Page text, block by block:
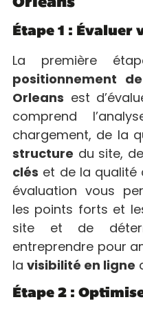
Orleans
Étape 1 : Évaluer
La première
positionnement
Orleans est
comprend
chargement, de la
structure du site,
clés et de la qualité
évaluation vous
les points forts et
site et de
entreprendre pour
la visibilité en ligne
Étape 2 :